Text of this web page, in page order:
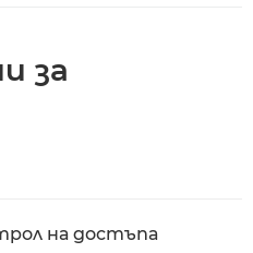
за
на достъпа